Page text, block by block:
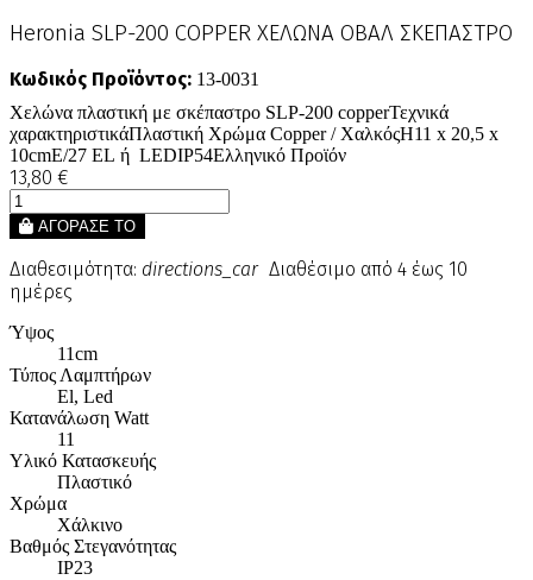
Heronia SLP-200 COPPER ΧΕΛΩΝΑ ΟΒΑΛ ΣΚΕΠΑΣΤΡΟ
Κωδικός Προϊόντος: 13-0031
Χελώνα πλαστική με σκέπαστρο SLP-200 copperΤεχνικά
χαρακτηριστικάΠλαστική Χρώμα Copper / ΧαλκόςH11 x 20,5 x
10cmE/27 EL ή LEDIP54Ελληνικό Προϊόν
13,80 €
ΑΓΟΡΑΣΕ ΤΟ
Διαθεσιμότητα: directions_car Διαθέσιμο από 4 έως 10
ημέρες
Ύψος
11cm
Τύπος Λαμπτήρων
El, Led
Κατανάλωση Watt
11
Υλικό Κατασκευής
Πλαστικό
Χρώμα
Χάλκινο
Βαθμός Στεγανότητας
IP23